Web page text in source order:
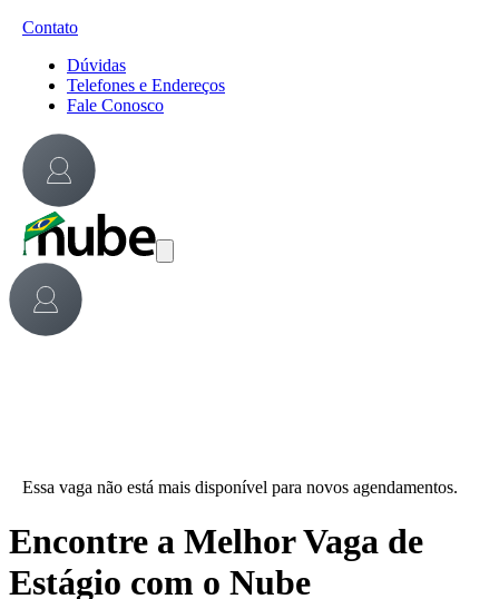
Contato
Dúvidas
Telefones e Endereços
Fale Conosco
Essa vaga não está mais disponível para novos agendamentos.
Encontre a Melhor Vaga de
Estágio com o Nube